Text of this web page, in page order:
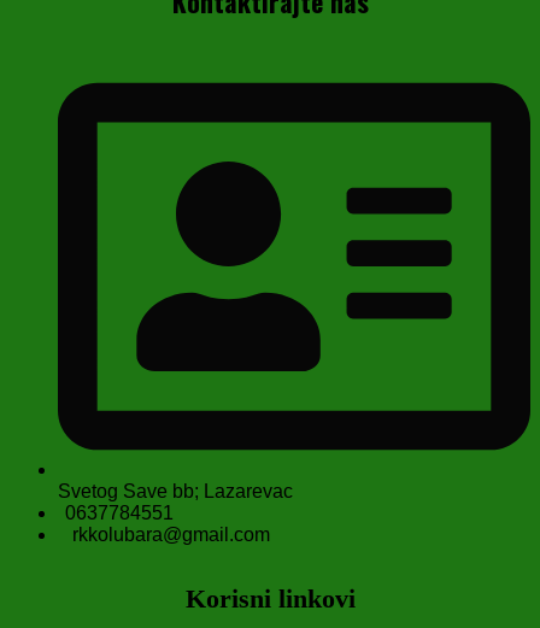
Svetog Save bb; Lazarevac
0637784551
rkkolubara@gmail.com
Korisni linkovi